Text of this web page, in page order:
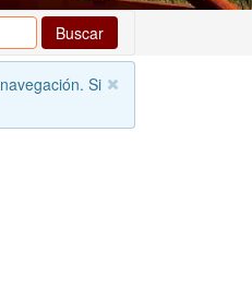
Buscar
Si